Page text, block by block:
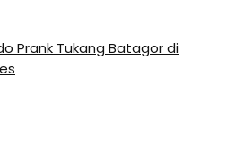
Prank Tukang Batagor di